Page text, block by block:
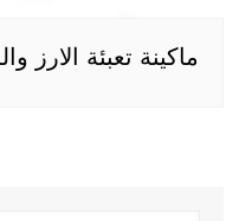
ماكينة تعبئة الارز